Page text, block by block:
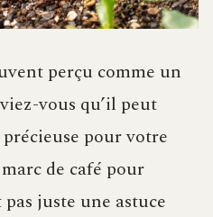
perçu comme un
vous qu’il peut
pour votre
de café pour
juste une astuce